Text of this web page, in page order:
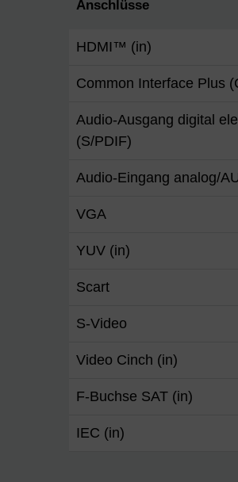
Anschlüsse
HDMI™ (in)
Common Interface Plus
Audio-Ausgang digital
(S/PDIF)
Audio-Eingang analog/
VGA
YUV (in)
Scart
S-Video
Video Cinch (in)
F-Buchse SAT (in)
IEC (in)